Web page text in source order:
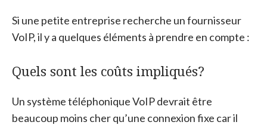
Si une petite entreprise recherche un fournisseur
VoIP, il y a quelques éléments à prendre en compte :
Quels sont les coûts impliqués?
Un système téléphonique VoIP devrait être
beaucoup moins cher qu’une connexion fixe car il